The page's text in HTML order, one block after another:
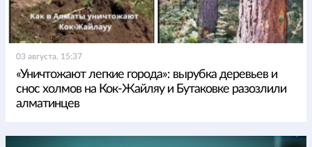
03 августа, 15:37
«Уничтожают легкие города»: вырубка деревьев и
снос холмов на Кок-Жайляу и Бутаковке разозлили
алматинцев